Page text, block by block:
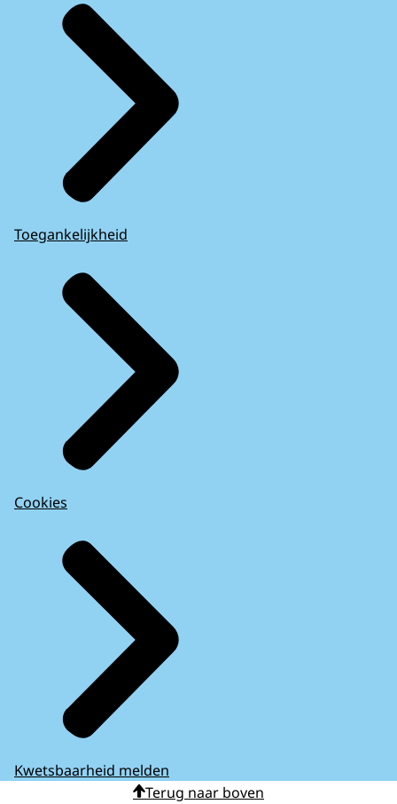
Toegankelijkheid
Cookies
Kwetsbaarheid melden
Terug naar boven